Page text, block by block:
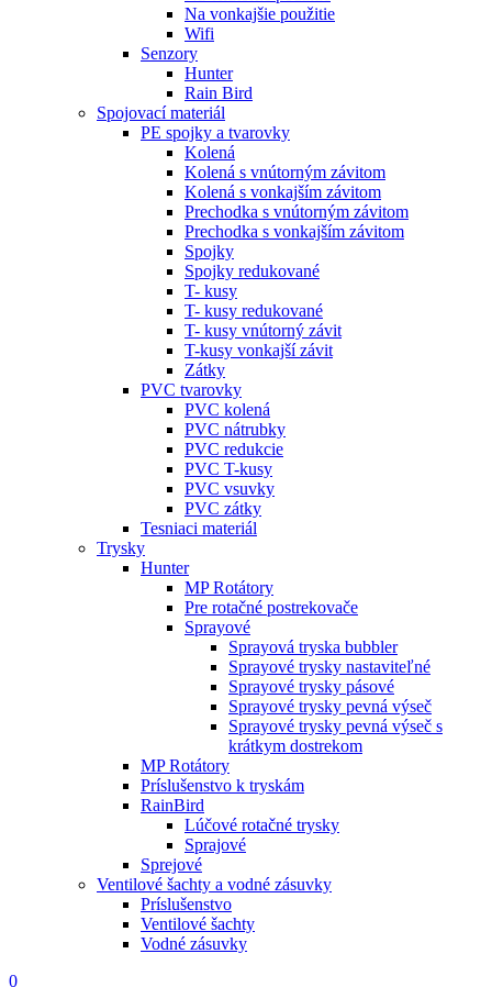
Na vonkajšie použitie
Wifi
Senzory
Hunter
Rain Bird
Spojovací materiál
PE spojky a tvarovky
Kolená
Kolená s vnútorným závitom
Kolená s vonkajším závitom
Prechodka s vnútorným závitom
Prechodka s vonkajším závitom
Spojky
Spojky redukované
T- kusy
T- kusy redukované
T- kusy vnútorný závit
T-kusy vonkajší závit
Zátky
PVC tvarovky
PVC kolená
PVC nátrubky
PVC redukcie
PVC T-kusy
PVC vsuvky
PVC zátky
Tesniaci materiál
Trysky
Hunter
MP Rotátory
Pre rotačné postrekovače
Sprayové
Sprayová tryska bubbler
Sprayové trysky nastaviteľné
Sprayové trysky pásové
Sprayové trysky pevná výseč
Sprayové trysky pevná výseč s
krátkym dostrekom
MP Rotátory
Príslušenstvo k tryskám
RainBird
Lúčové rotačné trysky
Sprajové
Sprejové
Ventilové šachty a vodné zásuvky
Príslušenstvo
Ventilové šachty
Vodné zásuvky
0